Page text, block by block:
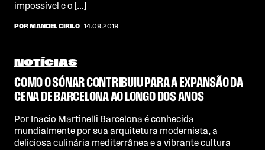
impossível e o […]
POR MANOEL CIRILO | 14.09.2019
NOTÍCIAS
COMO O SÓNAR CONTRIBUIU PARA A EXPANSÃO DA
CENA DE BARCELONA AO LONGO DOS ANOS
Por Inacio Martinelli Barcelona é conhecida
mundialmente por sua arquitetura modernista, a
deliciosa culinária mediterrânea e a vibrante cultura